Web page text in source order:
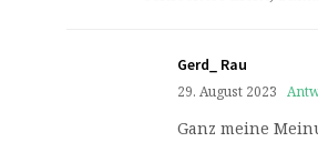
Gerd_ Rau
29. August 2023
Ganz meine